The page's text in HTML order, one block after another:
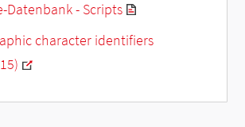
Datenbank - Scripts
character identifiers